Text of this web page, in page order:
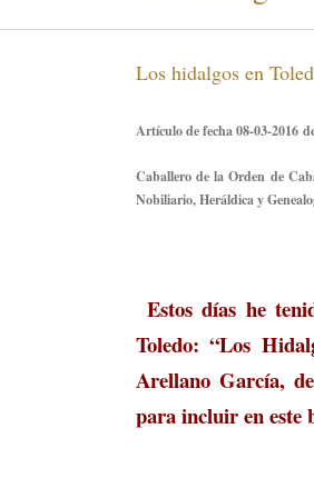
Los hidalgos en
Artículo de fecha 08-03-2016
Caballero de la Orden de
Nobiliario, Heráldica y
Estos días he
Toledo: “Los
Arellano García,
para incluir en este